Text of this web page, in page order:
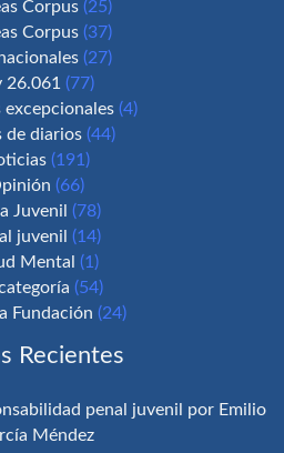
Corpus(25)
Corpus(37)
(27)
26.061 (77)
excepcionales(4)
de diarios (44)
(191)
(66)
Juvenil
(78)
juvenil (14)
Mental (1)
(54)
Fundación (24)
Recientes
penal juvenil por Emilio
Méndez